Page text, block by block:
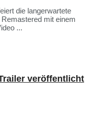
die langerwartete
mit einem
...
veröffentlicht